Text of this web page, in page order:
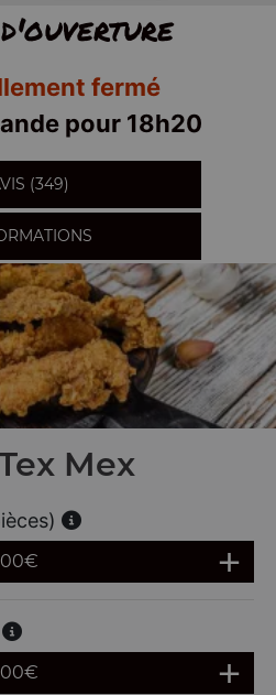
fermé
pour 18h20
(349)
Mex
€
€